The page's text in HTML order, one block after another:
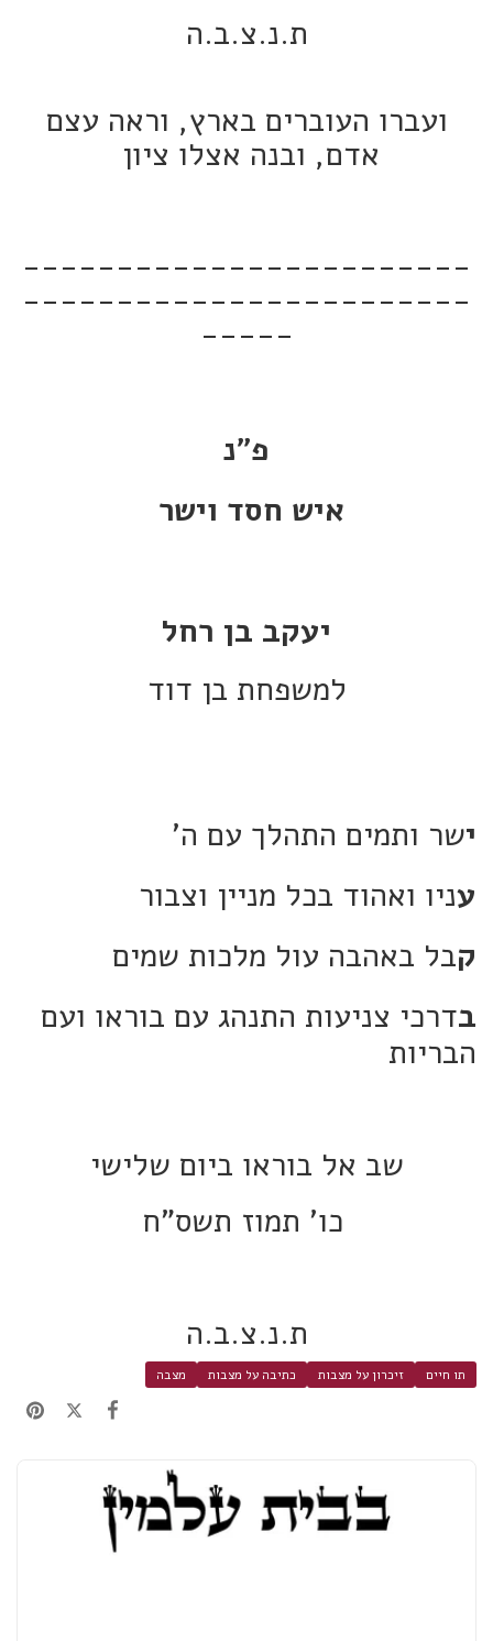
ת.נ.צ.ב.ה
ועברו העוברים בארץ, וראה עצם
אדם, ובנה אצלו ציון
------------------------
------------------------
-----
פ"נ
איש חסד וישר
יעקב בן רחל
למשפחת בן דוד
ישר ותמים התהלך עם ה'
עניו ואהוד בכל מניין וצבור
קבל באהבה עול מלכות שמים
בדרכי צניעות התנהג עם בוראו ועם
הבריות
שב אל בוראו ביום שלישי
כו' תמוז תשס"ח
ת.נ.צ.ב.ה
תו חיים זיכרון על מצבות כתיבה על מצבות מצבה